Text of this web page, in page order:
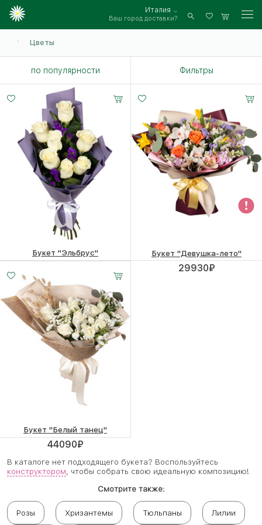
Италия
Ваш город доставки? Войти
Цветы
по популярности Фильтры
Букет "Эльбрус" Букет "Девушка-лето"
29930₽
Букет "Белый танец"
44090₽
В каталоге нет подходящего букета? Воспользуйтесь
конструктором, чтобы собрать свою идеальную композицию!
Смотрите также:
Розы Хризантемы Тюльпаны Лилии